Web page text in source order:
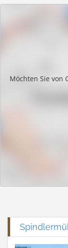
Möchten Sie von